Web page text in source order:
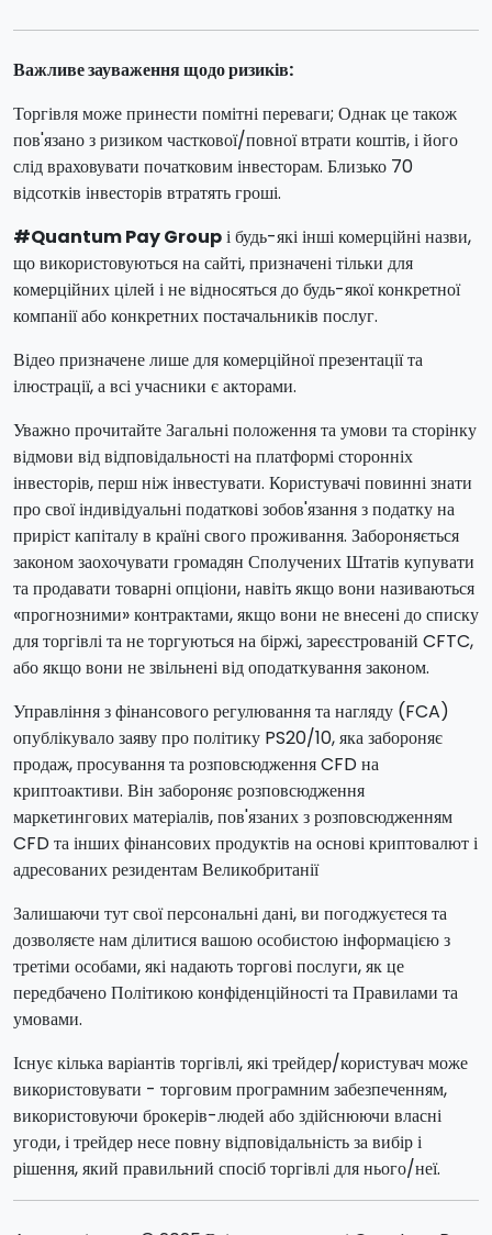
Важливе зауваження щодо ризиків:
Торгівля може принести помітні переваги; Однак це також
пов'язано з ризиком часткової/повної втрати коштів, і його
слід враховувати початковим інвесторам. Близько 70
відсотків інвесторів втратять гроші.
#Quantum Pay Groupі будь-які інші комерційні назви,
що використовуються на сайті, призначені тільки для
комерційних цілей і не відносяться до будь-якої конкретної
компанії або конкретних постачальників послуг.
Відео призначене лише для комерційної презентації та
ілюстрації, а всі учасники є акторами.
Уважно прочитайте Загальні положення та умови та сторінку
відмови від відповідальності на платформі сторонніх
інвесторів, перш ніж інвестувати. Користувачі повинні знати
про свої індивідуальні податкові зобов'язання з податку на
приріст капіталу в країні свого проживання. Забороняється
законом заохочувати громадян Сполучених Штатів купувати
та продавати товарні опціони, навіть якщо вони називаються
«прогнозними» контрактами, якщо вони не внесені до списку
для торгівлі та не торгуються на біржі, зареєстрованій CFTC,
або якщо вони не звільнені від оподаткування законом.
Управління з фінансового регулювання та нагляду (FCA)
опублікувало заяву про політику PS20/10, яка забороняє
продаж, просування та розповсюдження CFD на
криптоактиви. Він забороняє розповсюдження
маркетингових матеріалів, пов'язаних з розповсюдженням
CFD та інших фінансових продуктів на основі криптовалют і
адресованих резидентам Великобританії
Залишаючи тут свої персональні дані, ви погоджуєтеся та
дозволяєте нам ділитися вашою особистою інформацією з
третіми особами, які надають торгові послуги, як це
передбачено Політикою конфіденційності та Правилами та
умовами.
Існує кілька варіантів торгівлі, які трейдер/користувач може
використовувати - торговим програмним забезпеченням,
використовуючи брокерів-людей або здійснюючи власні
угоди, і трейдер несе повну відповідальність за вибір і
рішення, який правильний спосіб торгівлі для нього/неї.